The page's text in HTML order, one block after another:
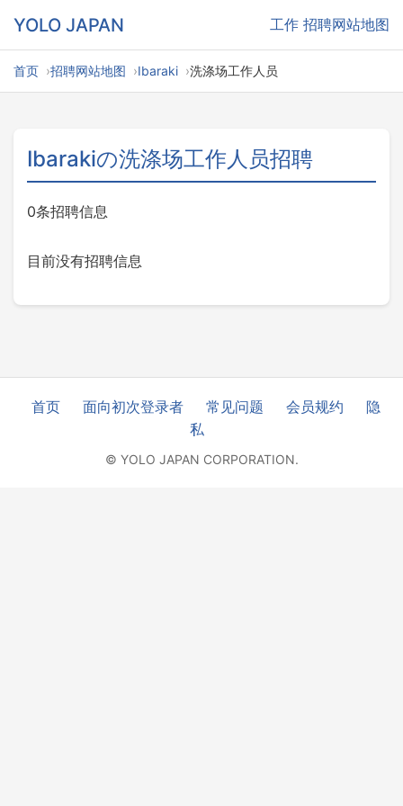
YOLO JAPAN 工作 招聘网站地图
首页 招聘网站地图 Ibaraki 洗涤场工作人员
Ibarakiの洗涤场工作人员招聘
0条招聘信息
目前没有招聘信息
首页 面向初次登录者 常见问题 会员规约
隐
私
© YOLO JAPAN CORPORATION.